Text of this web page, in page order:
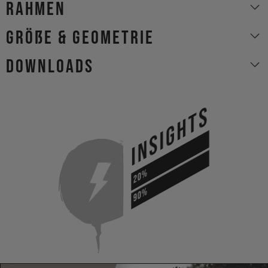
Rahmen
Größe & Geometrie
Downloads
INSIGHTS
20%
90%